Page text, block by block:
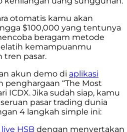
otomatis kamu akan
$100,000 yang tentunya
beragam metode
kemampuanmu
tren pasar.
akun demo di aplikasi
penghargaan “The Most
ICDX. Jika sudah siap, kamu
pasar trading dunia
4 langkah simple ini:
HSB dengan menyertakan